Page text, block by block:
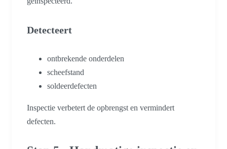
Detecteert
ontbrekende onderdelen
scheefstand
soldeerdefecten
Inspectie verbetert de opbrengst en vermindert
defecten.